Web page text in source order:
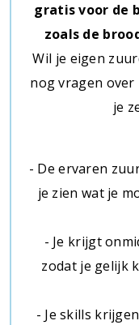
gratis voor de
zoals de
Wil je eigen
nog vragen over
je
- De ervaren
je zien wat je
- Je krijgt
zodat je gelijk
- Je skills